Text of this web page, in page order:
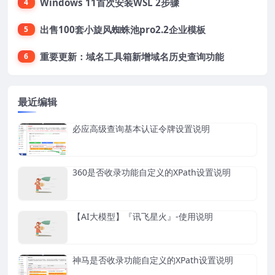
4
5 出售100套小旋风蜘蛛池pro2.2企业模板
6 重要更新：域名工具箱新增域名历史查询功能
最近编辑
必应高级查询基本认证令牌设置说明
360是否收录功能自定义的XPath设置说明
【AI大模型】『讯飞星火』-使用说明
神马是否收录功能自定义的XPath设置说明